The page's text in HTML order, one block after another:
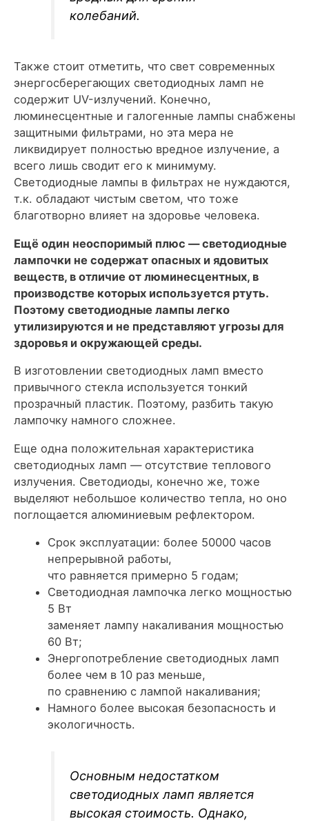
колебаний.
Также стоит отметить, что свет современных
энергосберегающих светодиодных ламп не
содержит UV-излучений. Конечно,
люминесцентные и галогенные лампы снабжены
защитными фильтрами, но эта мера не
ликвидирует полностью вредное излучение, а
всего лишь сводит его к минимуму.
Светодиодные лампы в фильтрах не нуждаются,
т.к. обладают чистым светом, что тоже
благотворно влияет на здоровье человека.
Ещё один неоспоримый плюс — светодиодные
лампочки не содержат опасных и ядовитых
веществ, в отличие от люминесцентных, в
производстве которых используется ртуть.
Поэтому светодиодные лампы легко
утилизируются и не представляют угрозы для
здоровья и окружающей среды.
В изготовлении светодиодных ламп вместо
привычного стекла используется тонкий
прозрачный пластик. Поэтому, разбить такую
лампочку намного сложнее.
Еще одна положительная характеристика
светодиодных ламп — отсутствие теплового
излучения. Светодиоды, конечно же, тоже
выделяют небольшое количество тепла, но оно
поглощается алюминиевым рефлектором.
Срок эксплуатации: более 50000 часов
непрерывной работы,
что равняется примерно 5 годам;
Светодиодная лампочка легко мощностью
5 Вт
заменяет лампу накаливания мощностью
60 Вт;
Энергопотребление светодиодных ламп
более чем в 10 раз меньше,
по сравнению с лампой накаливания;
Намного более высокая безопасность и
экологичность.
Основным недостатком
светодиодных ламп является
высокая стоимость. Однако,